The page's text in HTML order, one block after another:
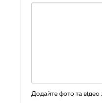
Додайте фото та відео